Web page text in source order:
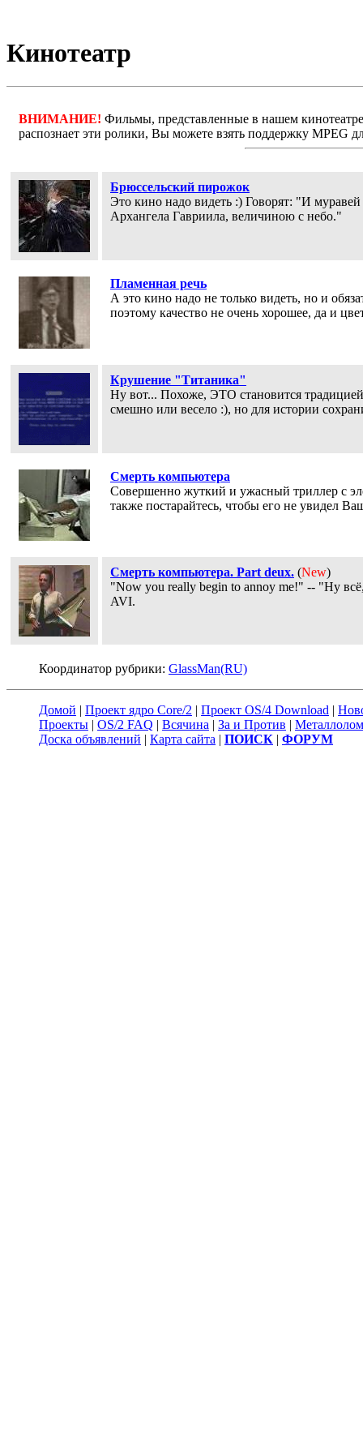
Кинотеатр
ВНИМАНИЕ! Фильмы, представленные в нашем
распознает эти ролики, Вы можете взять поддержку MPEG
Брюссельский пирожок
Это кино надо видеть :) Говорят: "И
Архангела Гавриила, величиною с небо."
Пламенная речь
А это кино надо не только видеть, но и
поэтому качество не очень хорошее, да и
Крушение "Титаника"
Ну вот... Похоже, ЭТО становится
смешно или весело :), но для истории
Смерть компьютера
Совершенно жуткий и ужасный триллер с
также постарайтесь, чтобы его не увидел
Смерть компьютера. Part deux. (New)
"Now you really begin to annoy me!" -- "Ну
AVI.
Координатор рубрики: GlassMan(RU)
Домой | Проект ядро Core/2 | Проект OS/4 Download |
Проекты | OS/2 FAQ | Всячина | За и Против | Металлолом
Доска объявлений | Карта сайта | ПОИСК | ФОРУМ